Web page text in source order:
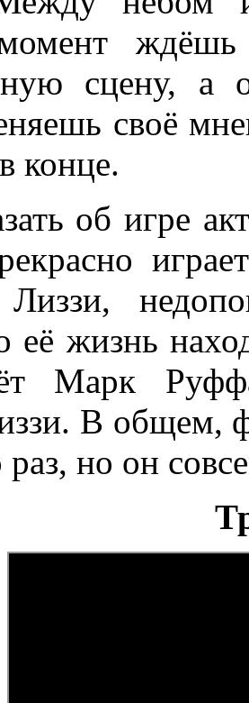
сцену, а
своё
конце.
об игре
Лиззи,
её жизнь
Марк
В общем,
раз, но он